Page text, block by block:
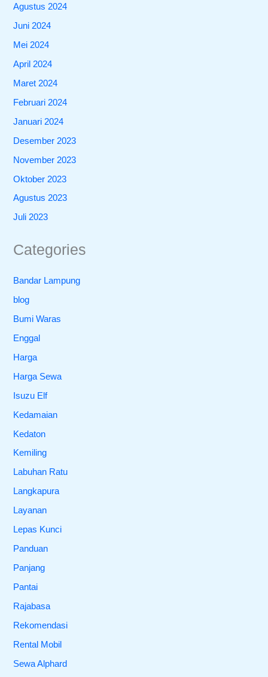
Agustus 2024
Juni 2024
Mei 2024
April 2024
Maret 2024
Februari 2024
Januari 2024
Desember 2023
November 2023
Oktober 2023
Agustus 2023
Juli 2023
Categories
Bandar Lampung
blog
Bumi Waras
Enggal
Harga
Harga Sewa
Isuzu Elf
Kedamaian
Kedaton
Kemiling
Labuhan Ratu
Langkapura
Layanan
Lepas Kunci
Panduan
Panjang
Pantai
Rajabasa
Rekomendasi
Rental Mobil
Sewa Alphard